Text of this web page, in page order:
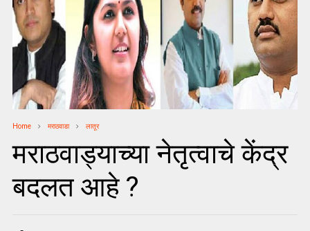
Home मराठवाडा लातूर
मराठवाड्याच्या नेतृत्वाचे केंद्र
बदलत आहे ?